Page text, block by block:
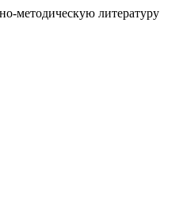
методическую литературу